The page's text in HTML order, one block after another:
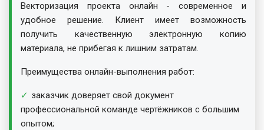
Векторизация проекта онлайн - современное и
удобное решение. Клиент имеет возможность
получить качественную электронную копию
материала, не прибегая к лишним затратам.
Преимущества онлайн-выполнения работ:
заказчик доверяет свой документ
профессиональной команде чертёжников с большим
опытом;